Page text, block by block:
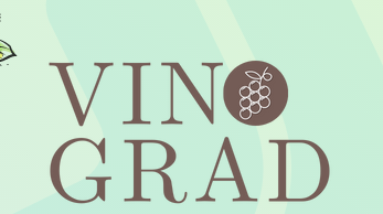
Сорта Винограда: описание, фото,